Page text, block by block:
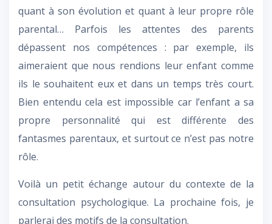
quant à son évolution et quant à leur propre rôle
parental… Parfois les attentes des parents
dépassent nos compétences : par exemple, ils
aimeraient que nous rendions leur enfant comme
ils le souhaitent eux et dans un temps très court.
Bien entendu cela est impossible car l’enfant a sa
propre personnalité qui est différente des
fantasmes parentaux, et surtout ce n’est pas notre
rôle.
Voilà un petit échange autour du contexte de la
consultation psychologique. La prochaine fois, je
parlerai des motifs de la consultation.